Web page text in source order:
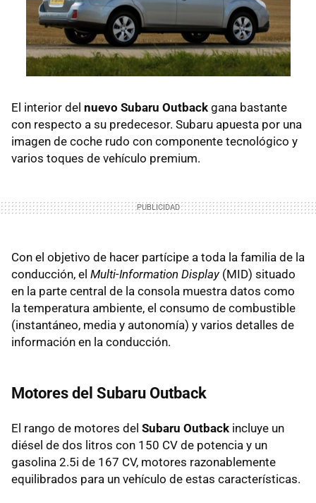
El interior del nuevo Subaru Outback gana bastante
con respecto a su predecesor. Subaru apuesta por una
imagen de coche rudo con componente tecnológico y
varios toques de vehículo premium.
Con el objetivo de hacer partícipe a toda la familia de la
conducción, el Multi-Information Display(MID) situado
en la parte central de la consola muestra datos como
la temperatura ambiente, el consumo de combustible
(instantáneo, media y autonomía) y varios detalles de
información en la conducción.
Motores del Subaru Outback
El rango de motores del Subaru Outback incluye un
diésel de dos litros con 150 CV de potencia y un
gasolina 2.5i de 167 CV, motores razonablemente
equilibrados para un vehículo de estas características.